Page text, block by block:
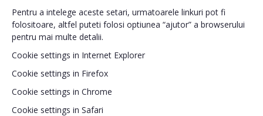
Pentru a intelege aceste setari, urmatoarele linkuri pot fi
folositoare, altfel puteti folosi optiunea “ajutor” a browserului
pentru mai multe detalii.
Cookie settings in Internet Explorer
Cookie settings in Firefox
Cookie settings in Chrome
Cookie settings in Safari